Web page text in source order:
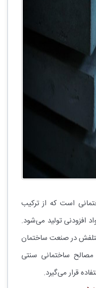
است که از ترکیب
افزودنی تولید می‌شود.
در صنعت ساختمان
ساختمانی سنتی
قرار می‌گیرد.